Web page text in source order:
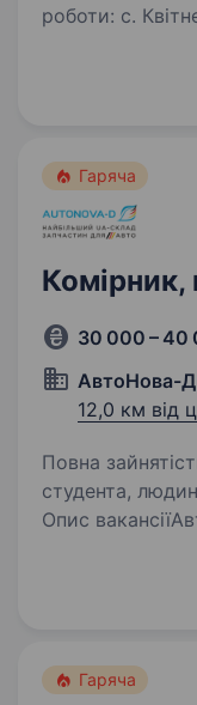
роботи: с.
Гаряча
Комірник,
30 000 – 40
АвтоНова-Д
12,0 км від
Повна
студента,
Опис
Гаряча